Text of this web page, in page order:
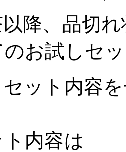
降、品切
のお試しセ
ット内容
内容は